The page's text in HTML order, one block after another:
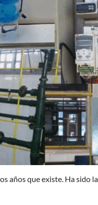
años que existe. Ha sido